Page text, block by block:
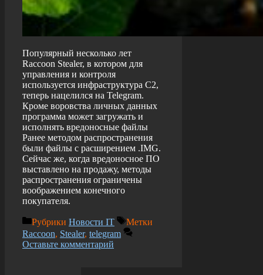
Популярный несколько лет
Raccoon Stealer, в котором для
управления и контроля
используется инфраструктура C2,
теперь нацелился на Telegram.
Кроме воровства личных данных
программа может загружать и
исполнять вредоносные файлы
Ранее методом распространения
были файлы с расширением .IMG.
Сейчас же, когда вредоносное ПО
выставлено на продажу, методы
распространения ограничены
воображением конечного
покупателя.
Рубрики Новости IT
Метки
Raccoon, Stealer, telegram
Оставьте комментарий